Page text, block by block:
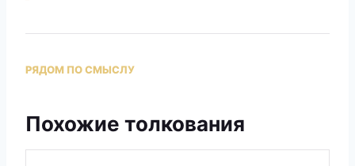
РЯДОМ ПО СМЫСЛУ
Похожие толкования